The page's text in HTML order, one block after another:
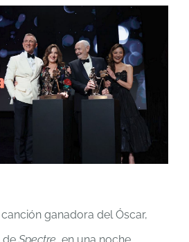
ganadora del Óscar,